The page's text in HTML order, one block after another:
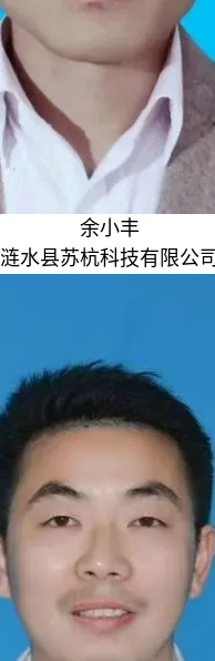
余小丰
涟水县苏杭科技有限公司